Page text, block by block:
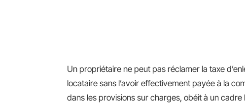
Un propriétaire ne peut pas réclamer la taxe
locataire sans l’avoir effectivement payée à la
dans les provisions sur charges, obéit à un